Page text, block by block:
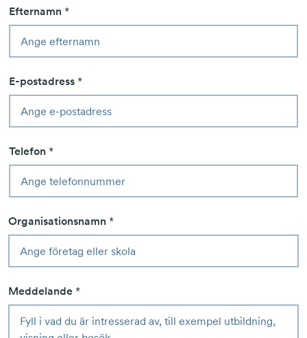
Efternamn *
E-postadress *
Telefon *
Organisationsnamn *
Meddelande *